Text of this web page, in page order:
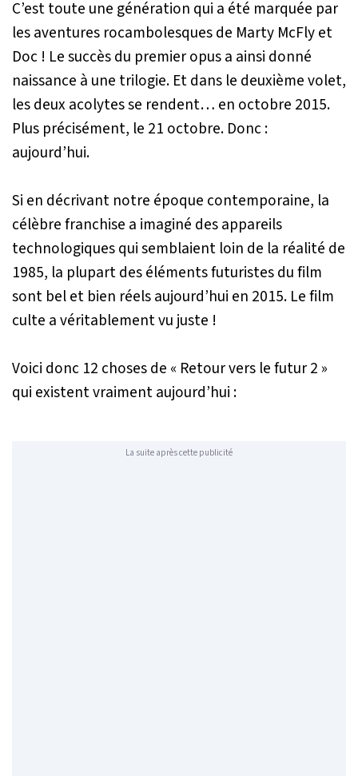
C’est toute une génération qui a été marquée par
les aventures rocambolesques de Marty McFly et
Doc ! Le succès du premier opus a ainsi donné
naissance à une trilogie. Et dans le deuxième volet,
les deux acolytes se rendent… en octobre 2015.
Plus précisément, le 21 octobre. Donc :
aujourd’hui.
Si en décrivant notre époque contemporaine, la
célèbre franchise a imaginé des appareils
technologiques qui semblaient loin de la réalité de
1985, la plupart des éléments futuristes du film
sont bel et bien réels aujourd’hui en 2015. Le film
culte a véritablement vu juste !
Voici donc 12 choses de « Retour vers le futur 2 »
qui existent vraiment aujourd’hui :
La suite après cette publicité